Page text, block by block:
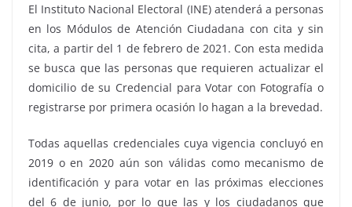
El Instituto Nacional Electoral (INE) atenderá a personas
en los Módulos de Atención Ciudadana con cita y sin
cita, a partir del 1 de febrero de 2021. Con esta medida
se busca que las personas que requieren actualizar el
domicilio de su Credencial para Votar con Fotografía o
registrarse por primera ocasión lo hagan a la brevedad.
Todas aquellas credenciales cuya vigencia concluyó en
2019 o en 2020 aún son válidas como mecanismo de
identificación y para votar en las próximas elecciones
del 6 de junio, por lo que las y los ciudadanos que